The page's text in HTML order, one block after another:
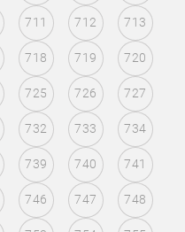
711 712 713
718 719 720
725 726 727
732 733 734
739 740 741
746 747 748